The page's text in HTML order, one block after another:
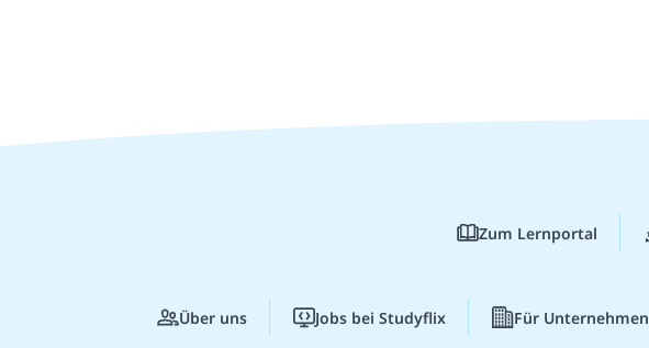
Zum Lernportal
Über uns Jobs bei Studyflix Für Unternehmen